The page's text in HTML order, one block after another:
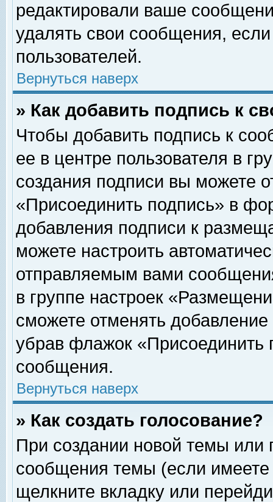
редактировали ваше
удалять свои сообщения,
пользователей.
Вернуться наверх
» Как добавить подпись к
Чтобы добавить подпись к
ее в центре пользователя в
создания подписи вы можете
«Присоединить подпись» в
добавления подписи к
можете настроить
отправляемым вами
в группе настроек
сможете отменять
убрав флажок «Присоединить
сообщения.
Вернуться наверх
» Как создать голосование?
При создании новой темы или
сообщения темы (если
щелкните вкладку или